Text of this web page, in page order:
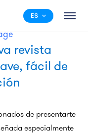
ES
revista
fácil de
de presentarte
especialmente